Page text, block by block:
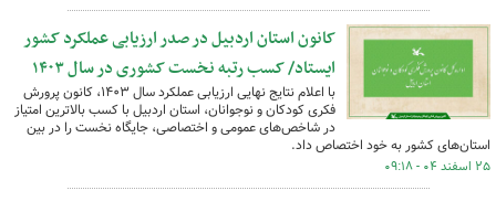
کانون استان اردبیل در صدر ارزیابی عملکرد کشور
ایستاد/ کسب رتبه نخست کشوری در سال ۱۴۰۳
با اعلام نتایج نهایی ارزیابی عملکرد سال ۱۴۰۳، کانون پرورش
فکری کودکان و نوجوانان، استان اردبیل با کسب بالاترین امتیاز
در شاخص‌های عمومی و اختصاصی، جایگاه نخست را در بین
استان‌های کشور به خود اختصاص داد.
۲۵ اسفند ۰۴ - ۰۹:۱۸